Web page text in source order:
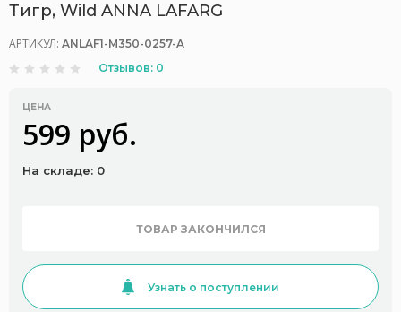
Тигр, Wild ANNA LAFARG
АРТИКУЛ: ANLAF1-M350-0257-A
Отзывов: 0
ЦЕНА
599 руб.
На складе: 0
ТОВАР ЗАКОНЧИЛСЯ
Узнать о поступлении